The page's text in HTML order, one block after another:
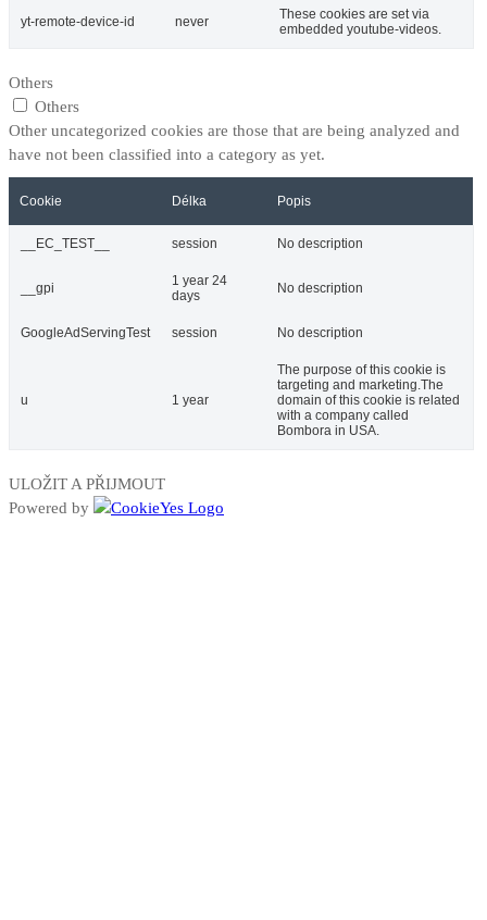
yt-remote-device-id never
These cookies are set via
embedded youtube-videos.
Others
Others
Other uncategorized cookies are those that are being analyzed and
have not been classified into a category as yet.
Cookie Délka Popis
__EC_TEST__ session No description
__gpi
1 year 24
days
No description
GoogleAdServingTest session No description
u 1 year
The purpose of this cookie is
targeting and marketing.The
domain of this cookie is related
with a company called
Bombora in USA.
ULOŽIT A PŘIJMOUT
Powered by